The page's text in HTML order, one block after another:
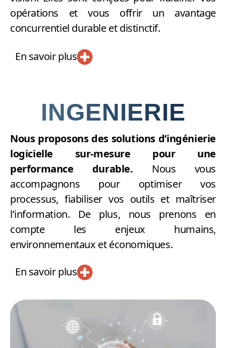
opérations et vous offrir un avantage
concurrentiel durable et distinctif.
En savoir plus
INGENIERIE
Nous proposons des solutions d’ingénierie
logicielle sur-mesure pour une
performance durable. Nous vous
accompagnons pour optimiser vos
processus, fiabiliser vos outils et maîtriser
l’information. De plus, nous prenons en
compte les enjeux humains,
environnementaux et économiques.
En savoir plus